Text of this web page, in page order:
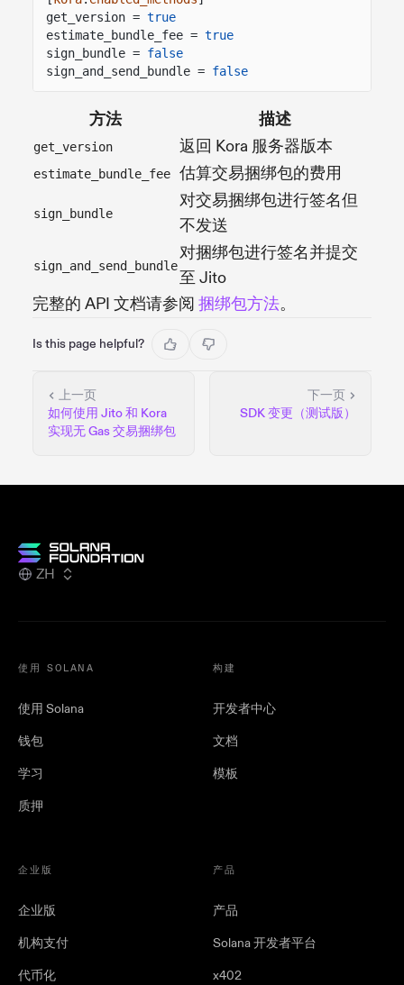
get_version = true
estimate_bundle_fee = true
sign_bundle = false
sign_and_send_bundle = false
方法 描述
get_version 返回 Kora 服务器版本
estimate_bundle_fee 估算交易捆绑包的费用
sign_bundle
对交易捆绑包进行签名但
不发送
sign_and_send_bundle
对捆绑包进行签名并提交
至 Jito
完整的 API 文档请参阅 捆绑包方法。
Is this page helpful?
上一页
如何使用 Jito 和 Kora
实现无 Gas 交易捆绑包
下一页
SDK 变更（测试版）
ZH
使用 SOLANA
使用 Solana
钱包
学习
质押
构建
开发者中心
文档
模板
企业版
企业版
机构支付
代币化
产品
产品
Solana 开发者平台
x402